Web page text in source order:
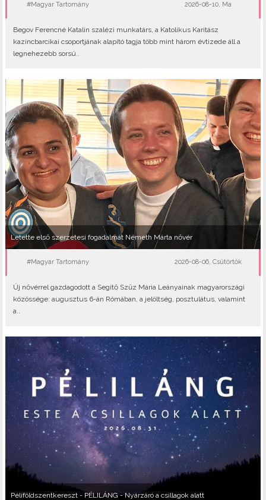
#Magyar Tartomány 2026-08-10, Ma
Begov Ferencné Katalin szalézi munkatárs, a Katolikus Karitász
kazincbarcikai csoportjának alapító tagja több mint három évtizede áll a
legnehezebb sorsú..
Letette első szerzetesi fogadalmát Németh Márta nővér
#Magyar Tartomány 2026-08-06, Csütörtök
Új nővérrel gazdagodott a Segítő Szűz Mária Leányainak magyarországi
közössége: augusztus 6-án Rómában, a jelöltség, posztulátus, valamint
a..
Péliföldszentkereszt - PÉLILÁNG - Nyárzáró a csillagok alatt